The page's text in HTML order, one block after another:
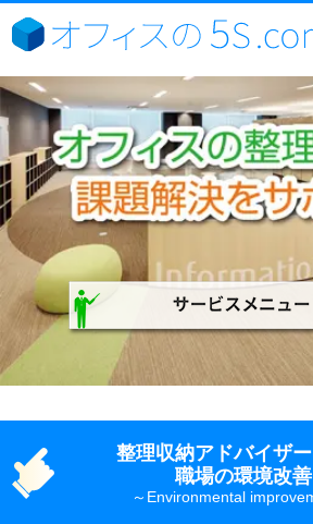
整理収納アドバイザ
職場の環境改善